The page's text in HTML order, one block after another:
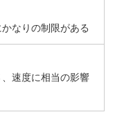
なりの制限がある
速度に相当の影響